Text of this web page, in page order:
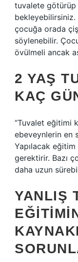
tuvalete götürüp
bekleyebilirsiniz.
çocuğa orada
söylenebilir.
övülmeli ancak
2 YAŞ
KAÇ
“Tuvalet eğitimi
ebeveynlerin en
Yapılacak
gerektirir. Bazı
daha uzun
YANLIŞ